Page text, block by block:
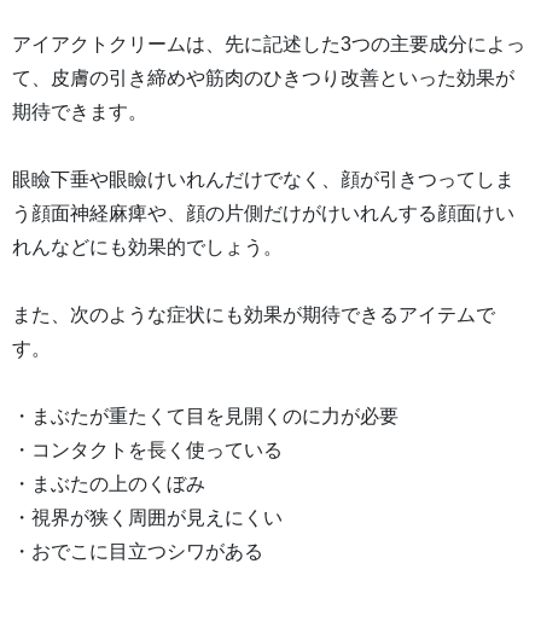
アイアクトクリームは、先に記述した3つの主要成分によっ
て、皮膚の引き締めや筋肉のひきつり改善といった効果が
期待できます。
眼瞼下垂や眼瞼けいれんだけでなく、顔が引きつってしま
う顔面神経麻痺や、顔の片側だけがけいれんする顔面けい
れんなどにも効果的でしょう。
また、次のような症状にも効果が期待できるアイテムで
す。
・まぶたが重たくて目を見開くのに力が必要
・コンタクトを長く使っている
・まぶたの上のくぼみ
・視界が狭く周囲が見えにくい
・おでこに目立つシワがある